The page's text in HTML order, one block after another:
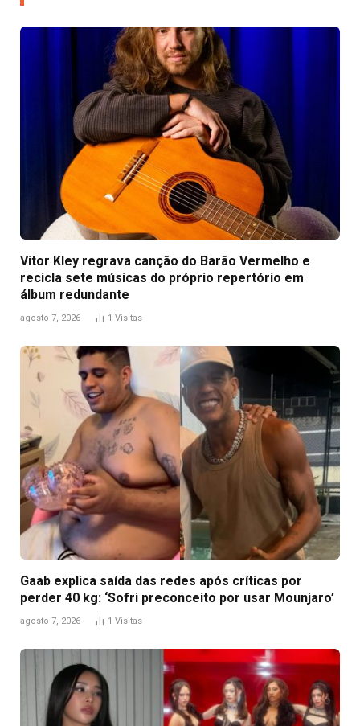
Vitor Kley regrava canção do Barão Vermelho e
recicla sete músicas do próprio repertório em
álbum redundante
agosto 7, 2026 1 Visitas
Gaab explica saída das redes após críticas por
perder 40 kg: ‘Sofri preconceito por usar Mounjaro’
agosto 7, 2026 1 Visitas